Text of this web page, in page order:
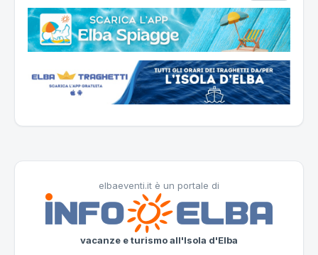
elbaeventi.it è un portale di
vacanze e turismo all'Isola d'Elba